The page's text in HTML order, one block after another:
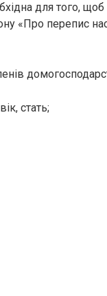
для того,
«Про перепис
стать;